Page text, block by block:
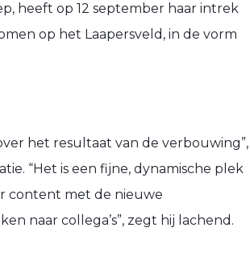
heeft op 12 september haar intrek
op het Laapersveld, in de vorm
het resultaat van de verbouwing”,
“Het is een fijne, dynamische plek
content met de nieuwe
naar collega’s”, zegt hij lachend.